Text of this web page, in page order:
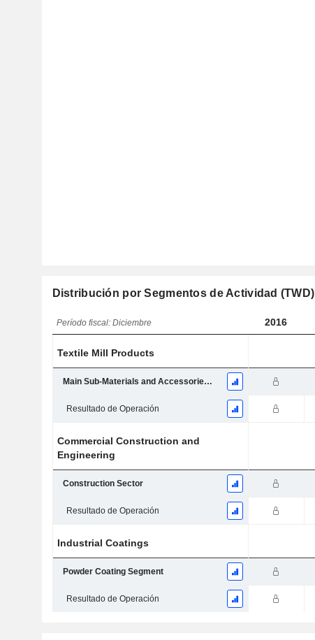
Distribución por Segmentos de Actividad (TWD)
Período fiscal: Diciembre 2016
Textile Mill Products
Main Sub-Materials and Accessories Segment
Resultado de Operación
Commercial Construction and
Engineering
Construction Sector
Resultado de Operación
Industrial Coatings
Powder Coating Segment
Resultado de Operación